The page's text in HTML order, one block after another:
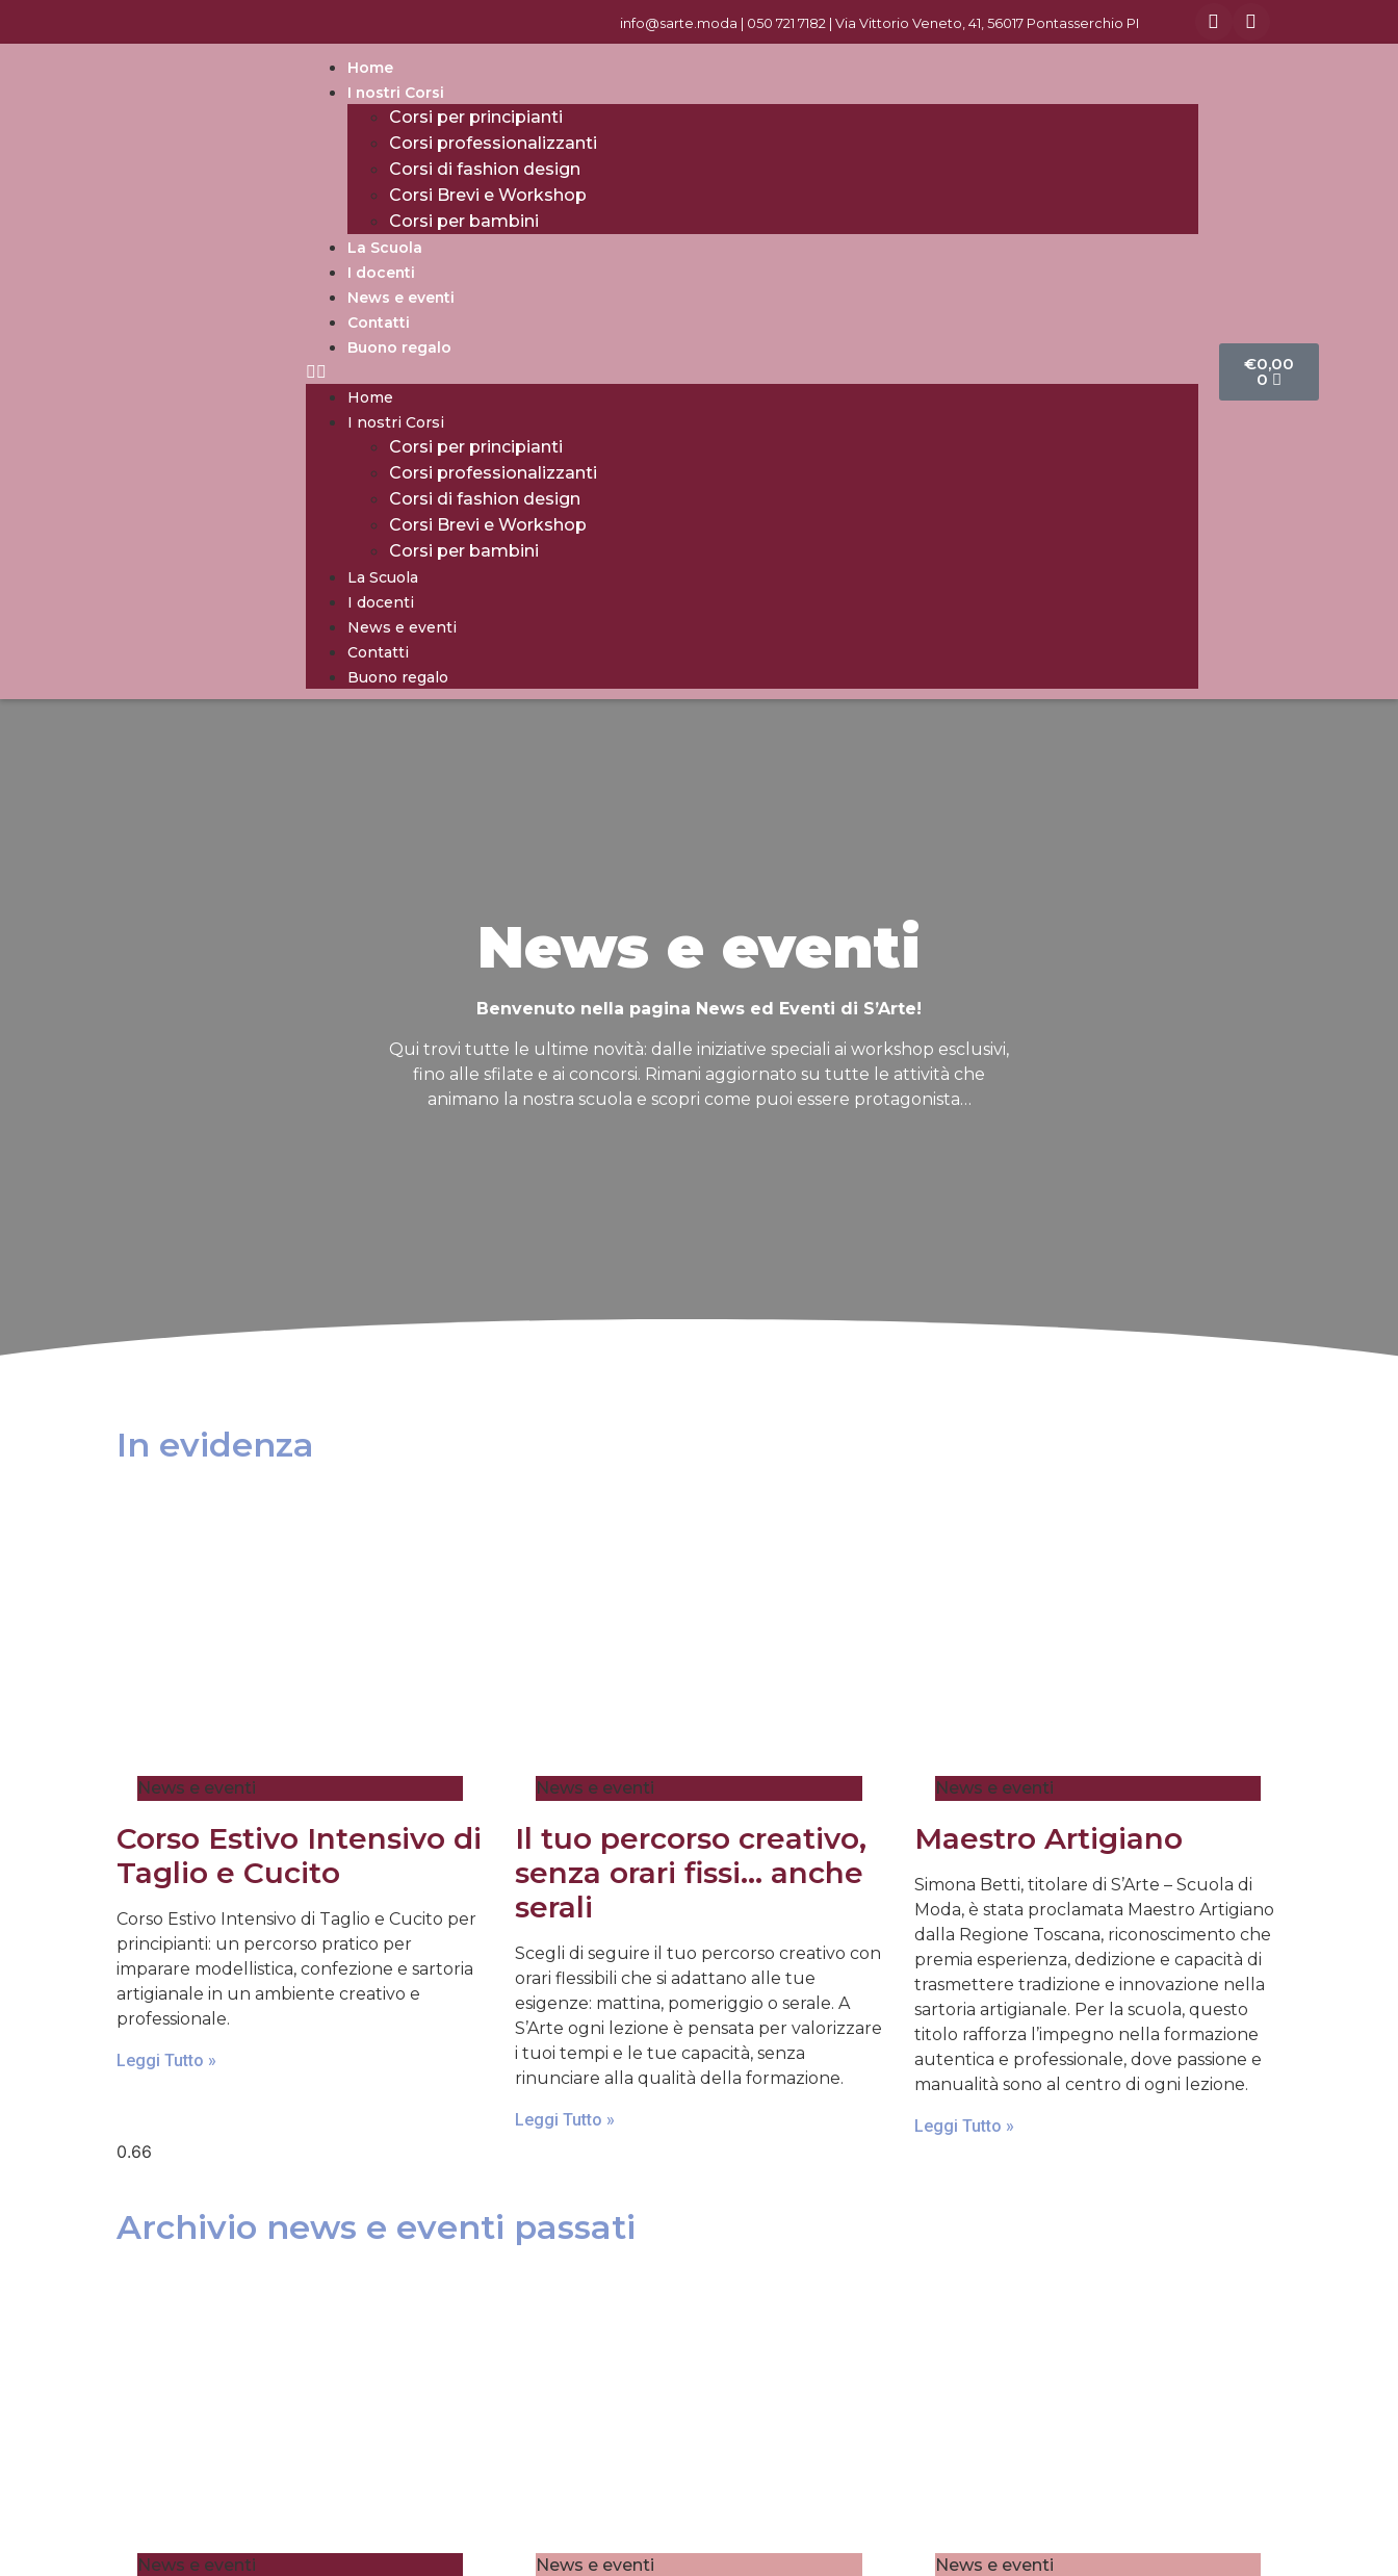
info@sarte.moda | 050 721 7182| Via Vittorio Veneto, 41, 56017 Pontasserchio PI
Home
I nostri Corsi
Corsi per principianti
Corsi professionalizzanti
Corsi di fashion design
Corsi Brevi e Workshop
Corsi per bambini
La Scuola
I docenti
News e eventi
Contatti
Buono regalo
Home
I nostri Corsi
Corsi per principianti
Corsi professionalizzanti
Corsi di fashion design
Corsi Brevi e Workshop
Corsi per bambini
La Scuola
I docenti
News e eventi
Contatti
Buono regalo
€0,00
0
News e eventi
Benvenuto nella pagina News ed Eventi di S’Arte!
Qui trovi tutte le ultime novità: dalle iniziative speciali ai workshop esclusivi,
fino alle sfilate e ai concorsi. Rimani aggiornato su tutte le attività che
animano la nostra scuola e scopri come puoi essere protagonista…
In evidenza
News e eventi
Corso Estivo Intensivo di
Taglio e Cucito
Corso Estivo Intensivo di Taglio e Cucito per
principianti: un percorso pratico per
imparare modellistica, confezione e sartoria
artigianale in un ambiente creativo e
professionale.
Leggi Tutto »
News e eventi
Il tuo percorso creativo,
senza orari fissi… anche
serali
Scegli di seguire il tuo percorso creativo con
orari flessibili che si adattano alle tue
esigenze: mattina, pomeriggio o serale. A
S’Arte ogni lezione è pensata per valorizzare
i tuoi tempi e le tue capacità, senza
rinunciare alla qualità della formazione.
Leggi Tutto »
News e eventi
Maestro Artigiano
Simona Betti, titolare di S’Arte – Scuola di
Moda, è stata proclamata Maestro Artigiano
dalla Regione Toscana, riconoscimento che
premia esperienza, dedizione e capacità di
trasmettere tradizione e innovazione nella
sartoria artigianale. Per la scuola, questo
titolo rafforza l’impegno nella formazione
autentica e professionale, dove passione e
manualità sono al centro di ogni lezione.
Leggi Tutto »
Archivio news e eventi passati
News e eventi News e eventi News e eventi